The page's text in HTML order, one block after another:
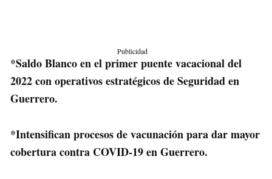
Publicidad
*Saldo Blanco en el primer puente vacacional del
2022 con operativos estratégicos de Seguridad en
Guerrero.
*Intensifican procesos de vacunación para dar mayor
cobertura contra COVID-19 en Guerrero.